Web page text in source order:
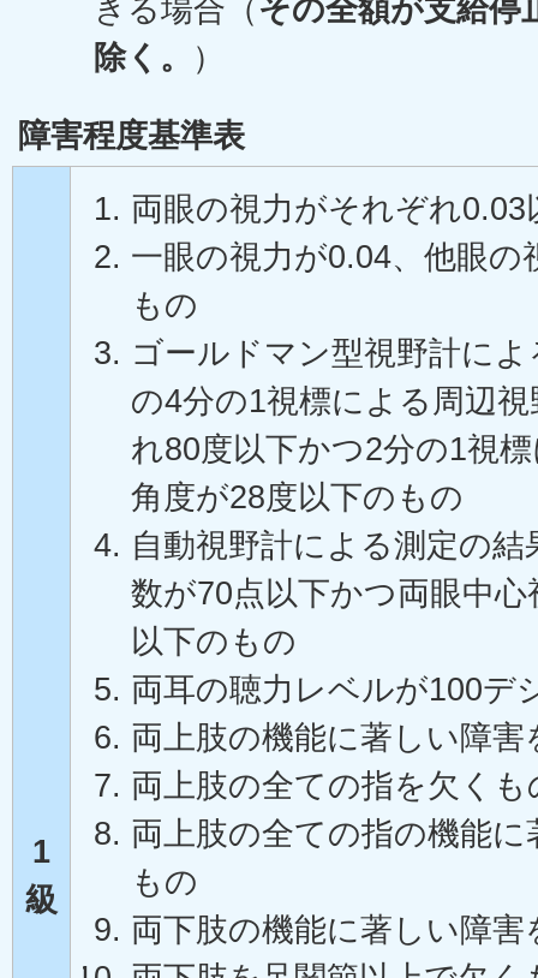
きる場合（その全額が支給停
除く。
）
障害程度基準表
1
級
両眼の視力がそれぞれ0.03
一眼の視力が0.04、他眼の
もの
ゴールドマン型視野計に
の4分の1視標による周辺
れ80度以下かつ2分の1視
角度が28度以下のもの
自動視野計による測定の結
数が70点以下かつ両眼中
以下のもの
両耳の聴力レベルが100デ
両上肢の機能に著しい障
両上肢の全ての指を欠くも
両上肢の全ての指の機能
もの
両下肢の機能に著しい障